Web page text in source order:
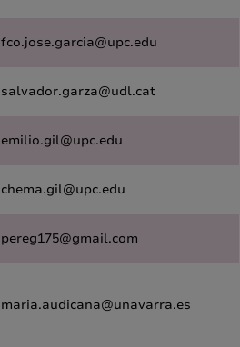
fco.jose.garcia@upc.edu
salvador.garza@udl.cat
emilio.gil@upc.edu
chema.gil@upc.edu
pereg175@gmail.com
maria.audicana@unavarra.es